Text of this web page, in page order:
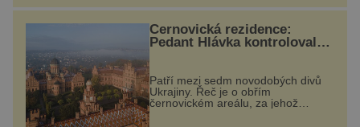
Černovická rezidence:
Pedant Hlávka kontroloval
Patří mezi sedm novodobých divů
Ukrajiny. Řeč je o obřím
černovickém areálu, za jehož
vznikem stál slavný český architekt